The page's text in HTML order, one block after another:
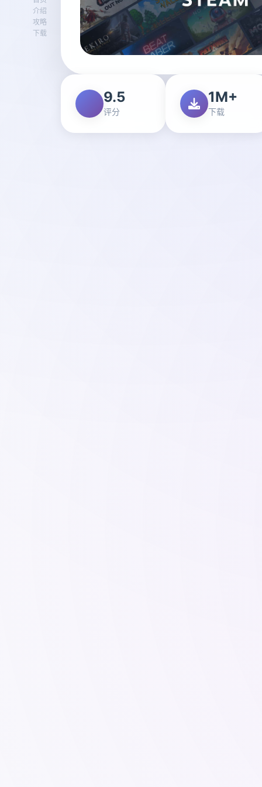
介绍
攻略
下载
9.5
评分
1M+
下载